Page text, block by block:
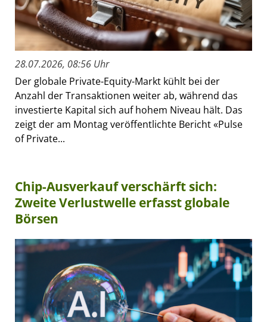
28.07.2026, 08:56 Uhr
Der globale Private-Equity-Markt kühlt bei der
Anzahl der Transaktionen weiter ab, während das
investierte Kapital sich auf hohem Niveau hält. Das
zeigt der am Montag veröffentlichte Bericht «Pulse
of Private...
Chip-Ausverkauf verschärft sich:
Zweite Verlustwelle erfasst globale
Börsen